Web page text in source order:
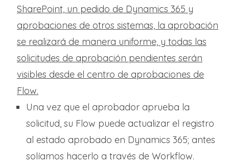
SharePoint, un pedido de Dynamics 365 y
aprobaciones de otros sistemas, la aprobación
se realizará de manera uniforme, y todas las
solicitudes de aprobación pendientes serán
visibles desde el centro de aprobaciones de
Flow.
Una vez que el aprobador aprueba la
solicitud, su Flow puede actualizar el registro
al estado aprobado en Dynamics 365; antes
solíamos hacerlo a través de Workflow.